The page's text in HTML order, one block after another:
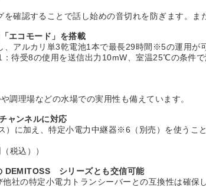
確認することで話し始めの音切れを防ぎます。ま
エコモード」を搭載
アルカリ単3乾電池1本で最長29時間※5の運用が
待受8の使用を送信出力10mW、室温25℃の条件
調理場などの水場での実用性も備えています。
ャンネルに対応
）に加え、特定小電力中継器※6（別売）を使う
税込））
DEMITOSS シリーズとも交信可能
社の特定小電力トランシーバーとの互換性は確保